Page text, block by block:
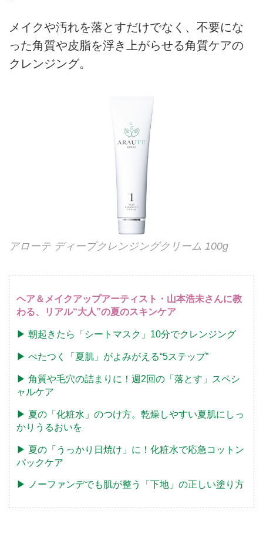
メイクや汚れを落とすだけでなく、不要にな
った角質や皮脂を浮き上がらせる角質ケアの
クレンジング。
アローテ ディープクレンジングクリーム 100g
ヘア＆メイクアップアーティスト・山本浩未さんに教
わる、リアル“大人”の夏のスキンケア
▶︎ 朝起きたら「シートマスク」10分でクレンジング
▶︎ べたつく「夏肌」がよみがえる“5ステップ”
▶︎ 角質や毛穴の詰まりに！週2回の「落とす」スペシ
ャルケア
▶︎ 夏の「化粧水」のつけ方。乾燥しやすい夏肌にしっ
かりうるおいを
▶︎ 夏の「うっかり日焼け」に！化粧水で応急コットン
パックケア
▶︎ ノーファンデでも肌が整う「下地」の正しい塗り方